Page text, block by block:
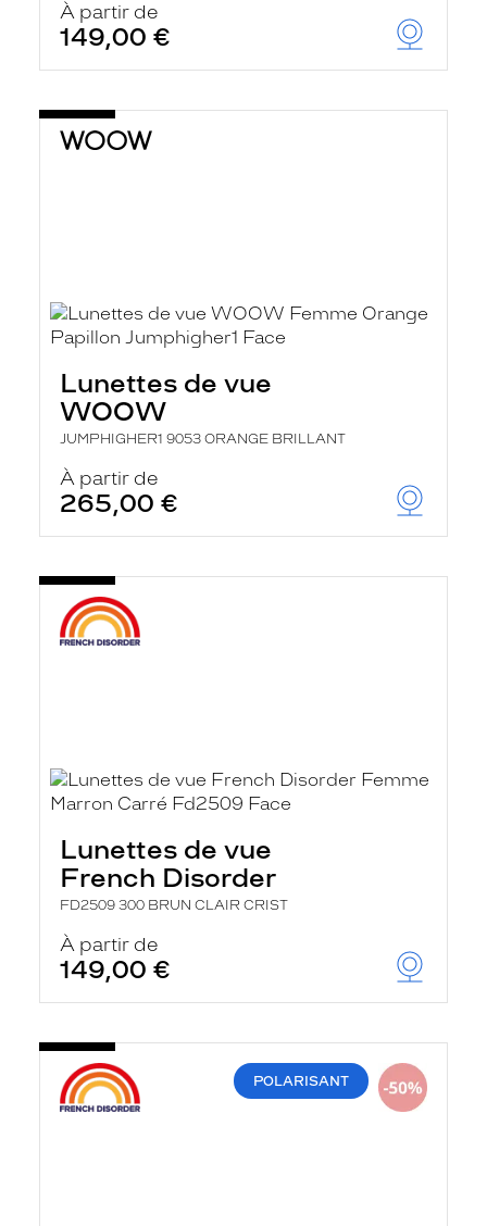
À partir de
149,00 €
Lunettes de vue
WOOW
JUMPHIGHER1 9053 ORANGE BRILLANT
À partir de
265,00 €
Lunettes de vue
French Disorder
FD2509 300 BRUN CLAIR CRIST
À partir de
149,00 €
POLARISANT